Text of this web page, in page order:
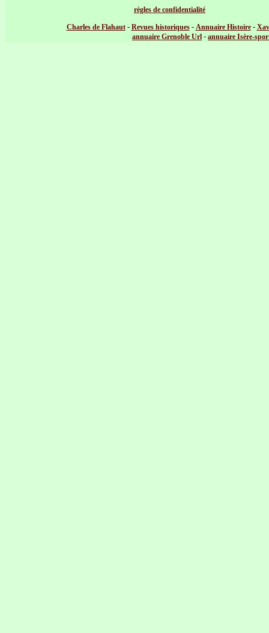
règles de confidentialité
Charles de Flahaut- Revues historiques- Annuaire Histoire-
annuaire Grenoble Url - annuaire Isère-